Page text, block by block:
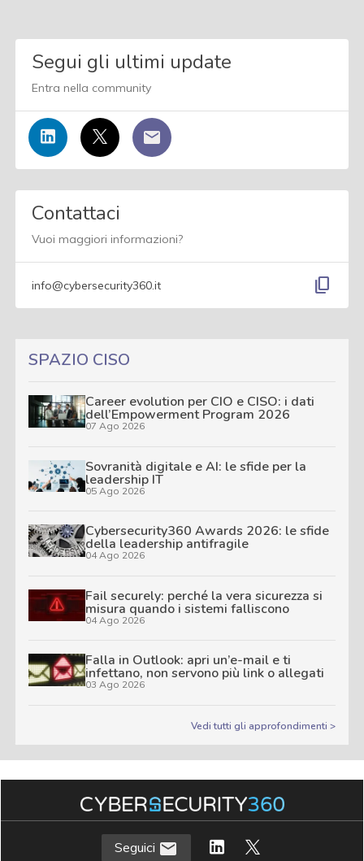
Segui gli ultimi update
Entra nella community
Contattaci
Vuoi maggiori informazioni?
info@cybersecurity360.it content_copy
SPAZIO CISO
Career evolution per CIO e CISO: i dati
dell’Empowerment Program 2026
07 Ago 2026
Sovranità digitale e AI: le sfide per la
leadership IT
05 Ago 2026
Cybersecurity360 Awards 2026: le sfide
della leadership antifragile
04 Ago 2026
Fail securely: perché la vera sicurezza si
misura quando i sistemi falliscono
04 Ago 2026
Falla in Outlook: apri un’e-mail e ti
infettano, non servono più link o allegati
03 Ago 2026
Vedi tutti gli approfondimenti >
Seguici